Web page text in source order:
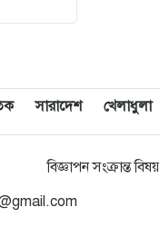
১৯
সারাদেশ খেলাধুলা
বিজ্ঞাপন সংক্রান্ত বিষয়